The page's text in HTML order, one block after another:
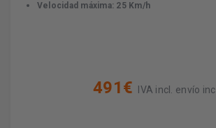
Velocidad máxima: 25 Km/h
491€ IVA incl. envío incl.